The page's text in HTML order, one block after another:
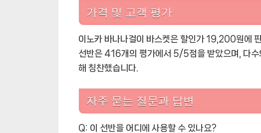
가격 및 고객 평가
이노카 바나나걸이 바스켓은 할인가 19,200원에
선반은 416개의 평가에서 5/5점을 받았으며, 다수
해 칭찬했습니다.
자주 묻는 질문과 답변
Q: 이 선반을 어디에 사용할 수 있나요?